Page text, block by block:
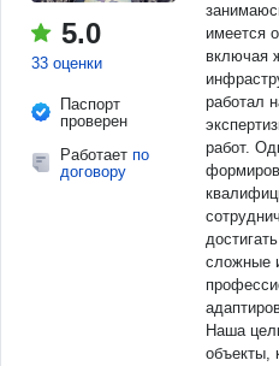
5.0
33 оценки
Паспорт
проверен
Работает по
договору
занимаюсь
имеется
включая
работал
работ. Одним из ключевых моментов моей карьеры является
сложные и
Наша
объекты,